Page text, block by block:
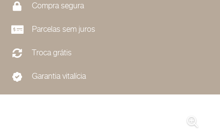
Compra segura
Parcelas sem juros
Troca grátis
Garantia vitalícia